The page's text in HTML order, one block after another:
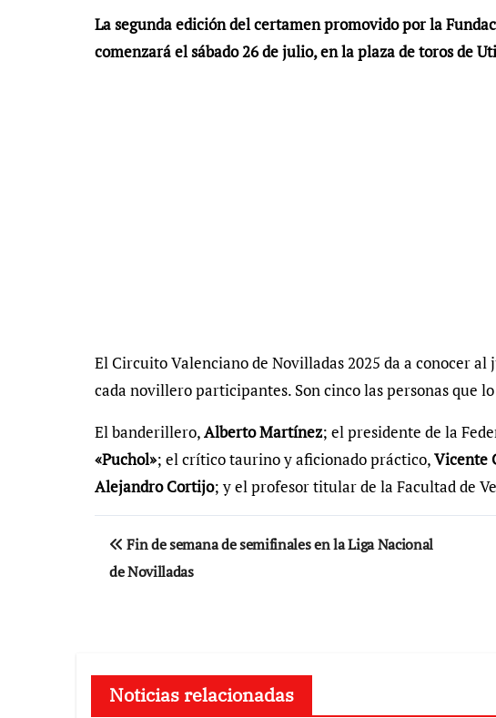
La segunda edición del certamen promovido por la
comenzará el sábado 26 de julio, en la plaza de toros de
El Circuito Valenciano de Novilladas 2025 da a conocer
cada novillero participantes. Son cinco las personas que
El banderillero,Alberto Martínez; el presidente de la
«Puchol»; el crítico taurino y aficionado práctico,Vicente
Alejandro Cortijo; y el profesor titular de la Facultad de
Navegación
de
Fin de semana de semifinales en la Liga Nacional
de Novilladas
Noticias relacionadas